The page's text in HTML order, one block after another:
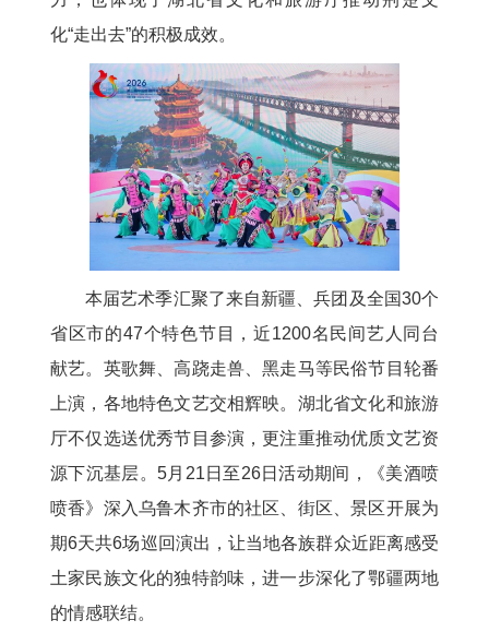
化“走出去”的积极成效。
本届艺术季汇聚了来自新疆、兵团及全国30个
省区市的47个特色节目，近1200名民间艺人同台
献艺。英歌舞、高跷走兽、黑走马等民俗节目轮番
上演，各地特色文艺交相辉映。湖北省文化和旅游
厅不仅选送优秀节目参演，更注重推动优质文艺资
源下沉基层。5月21日至26日活动期间，《美酒喷
喷香》深入乌鲁木齐市的社区、街区、景区开展为
期6天共6场巡回演出，让当地各族群众近距离感受
土家民族文化的独特韵味，进一步深化了鄂疆两地
的情感联结。